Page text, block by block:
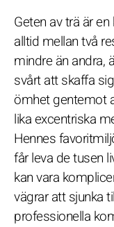
Geten av trä är
alltid mellan två
mindre än andra,
svårt att skaffa
ömhet gentemot
lika excentriska
Hennes
får leva de tusen
kan vara
vägrar att sjunka
professionella